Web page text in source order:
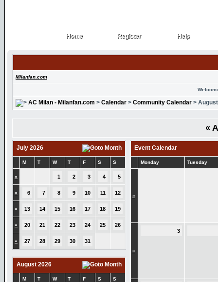
Home
Home Register
Register Help
Help
Milanfan.com
AC Milan - Milanfan.com > Calendar > Community Calendar >
«
July 2026
M T W T F S S
» 1 2 3 4 5
» 6 7 8 9 10 11 12
» 13 14 15 16 17 18 19
» 20 21 22 23 24 25 26
» 27 28 29 30 31
August 2026
M T W T F S S
Event Calendar
Monday Tuesday
»
»
3